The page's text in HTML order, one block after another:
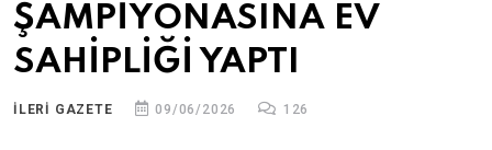
ŞAMPİYONASINA EV
SAHİPLİĞİ YAPTI
ILERİ GAZETE 09/06/2026 126